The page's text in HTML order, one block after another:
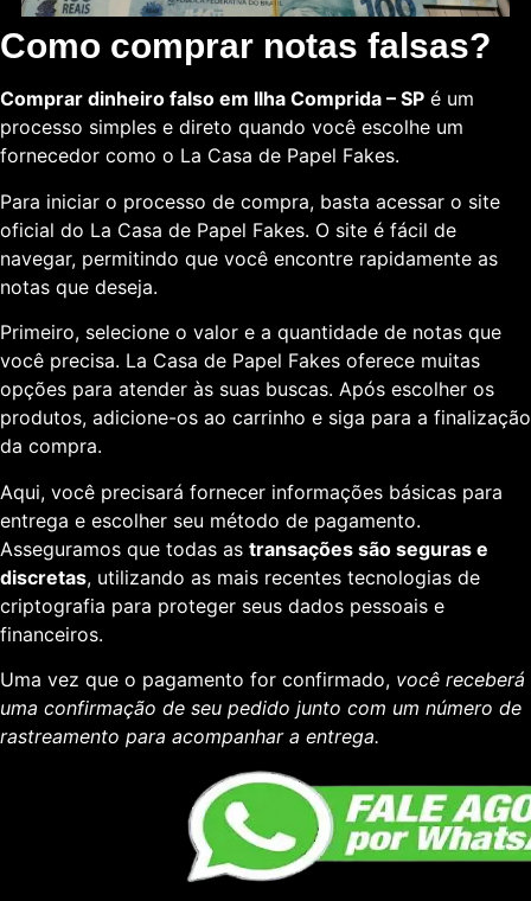
Como comprar notas falsas?
Comprar dinheiro falso em Ilha Comprida – SP é um
processo simples e direto quando você escolhe um
fornecedor como o La Casa de Papel Fakes.
Para iniciar o processo de compra, basta acessar o site
oficial do La Casa de Papel Fakes. O site é fácil de
navegar, permitindo que você encontre rapidamente as
notas que deseja.
Primeiro, selecione o valor e a quantidade de notas que
você precisa. La Casa de Papel Fakes oferece muitas
opções para atender às suas buscas. Após escolher os
produtos, adicione-os ao carrinho e siga para a finalização
da compra.
Aqui, você precisará fornecer informações básicas para
entrega e escolher seu método de pagamento.
Asseguramos que todas as transações são seguras e
discretas, utilizando as mais recentes tecnologias de
criptografia para proteger seus dados pessoais e
financeiros.
Uma vez que o pagamento for confirmado, você receberá
uma confirmação de seu pedido junto com um número de
rastreamento para acompanhar a entrega.